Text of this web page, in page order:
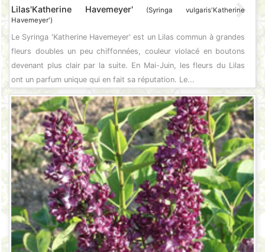
Lilas'Katherine Havemeyer'
(Syringa vulgaris'Katherine
Havemeyer')
Le Syringa 'Katherine Havemeyer' est un Lilas commun à grandes
fleurs doubles un peu chiffonnées, couleur violacé en boutons
devenant plus clair par la suite. En Mai-Juin, les fleurs du Lilas
ont un parfum unique qui en fait sa réputation. Le...